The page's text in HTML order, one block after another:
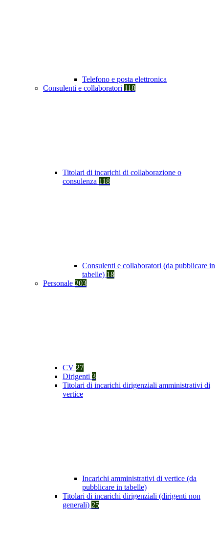
Telefono e posta elettronica
Consulenti e collaboratori 118
Titolari di incarichi di collaborazione o
consulenza 118
Consulenti e collaboratori (da pubblicare in
tabelle) 18
Personale 203
CV 27
Dirigenti 3
Titolari di incarichi dirigenziali amministrativi di
vertice
Incarichi amministrativi di vertice (da
pubblicare in tabelle)
Titolari di incarichi dirigenziali (dirigenti non
generali) 25